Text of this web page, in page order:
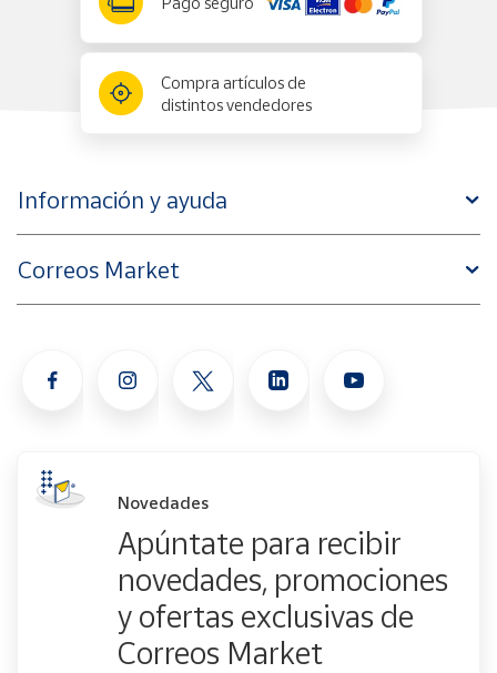
Compra artículos de
distintos vendedores
Información y ayuda
Correos Market
Novedades
Apúntate para recibir
novedades, promociones
y ofertas exclusivas de
Correos Market